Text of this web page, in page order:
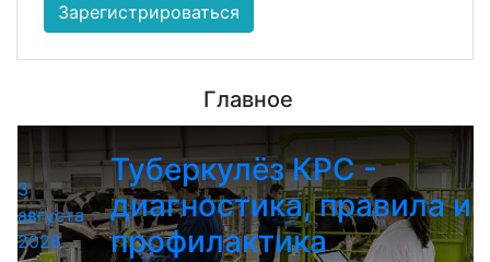
Зарегистрироваться
Главное
3
августа
2026
Туберкулёз КРС -
диагностика, правила и
профилактика